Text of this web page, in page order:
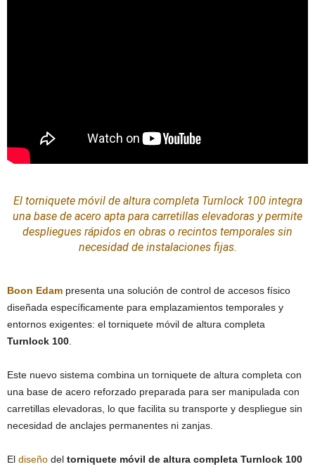
El torniquete móvil de altura completa Turnlock 100 integra
una base de acero apta para carretillas elevadoras y permite
despliegues rápidos en obras o recintos temporales sin
necesidad de instalacionesfijas.
Boon Edam presenta una solución de control de accesos físico
diseñada específicamente para emplazamientos temporales y
entornos exigentes: el torniquete móvil de altura completa
Turnlock 100
Este nuevo sistema combina un torniquete de altura completa con
una base de acero reforzado preparada para ser manipulada con
carretillas elevadoras, lo que facilita su transporte y despliegue sin
necesidad de anclajes permanentes ni zanjas.
El diseño del torniquete móvil de altura completa Turnlock 100